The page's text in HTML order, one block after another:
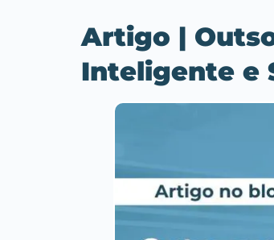
Artigo |
Inteligente e